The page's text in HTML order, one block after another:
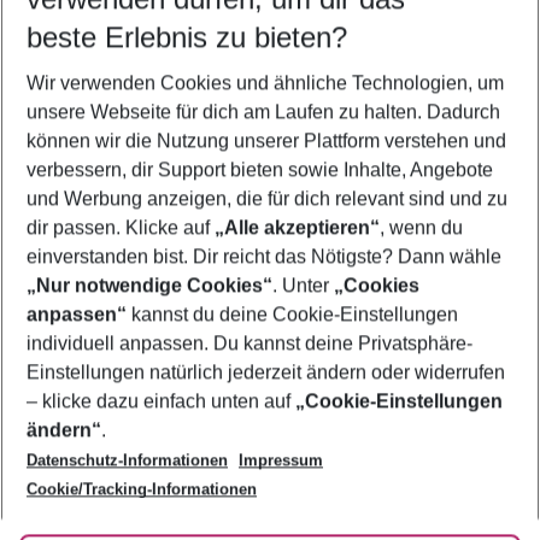
5-8 Nächte
2 Erwachsene Keine Kinder
Mehr Filter anzeigen
Footer
Footer navigation
Über uns
AGB
Bestpreisgarantie
Cookie-Einstellungen ändern
Cookie-Richtlinie
Agenturbetreuung
Barrierefreies Reisen
Folge uns
beste Erlebnis zu bieten?
Wir verwenden Cookies und ähnliche Technologien, um
unsere Webseite für dich am Laufen zu halten. Dadurch
können wir die Nutzung unserer Plattform verstehen und
verbessern, dir Support bieten sowie Inhalte, Angebote
und Werbung anzeigen, die für dich relevant sind und zu
dir passen. Klicke auf „Alle akzeptieren“, wenn du
einverstanden bist. Dir reicht das Nötigste? Dann wähle
„Nur notwendige Cookies“. Unter „Cookies
anpassen“ kannst du deine Cookie-Einstellungen
individuell anpassen. Du kannst deine Privatsphäre-
Einstellungen natürlich jederzeit ändern oder widerrufen
– klicke dazu einfach unten auf „Cookie-Einstellungen
ändern“.
Datenschutz-Informationen
Impressum
Cookie/Tracking-Informationen